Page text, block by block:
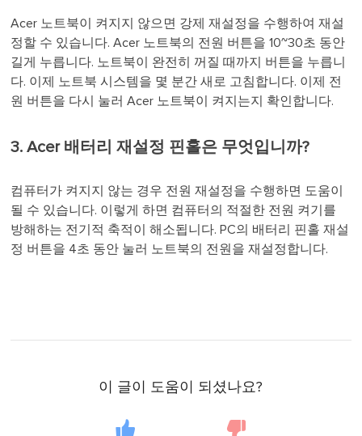
Acer 노트북이 켜지지 않으면 강제 재설정을 수행하여 재설
정할 수 있습니다. Acer 노트북의 전원 버튼을 10~30초 동안
길게 누릅니다. 노트북이 완전히 꺼질 때까지 버튼을 누릅니
다. 이제 노트북 시스템을 몇 분간 새로 고침합니다. 이제 전
원 버튼을 다시 눌러 Acer 노트북이 켜지는지 확인합니다.
3. Acer 배터리 재설정 핀홀은 무엇입니까?
컴퓨터가 켜지지 않는 경우 전원 재설정을 수행하면 도움이
될 수 있습니다. 이렇게 하면 컴퓨터의 적절한 전원 켜기를
방해하는 전기적 축적이 해소됩니다. PC의 배터리 핀홀 재설
정 버튼을 4초 동안 눌러 노트북의 전원을 재설정합니다.
이 글이 도움이 되셨나요?